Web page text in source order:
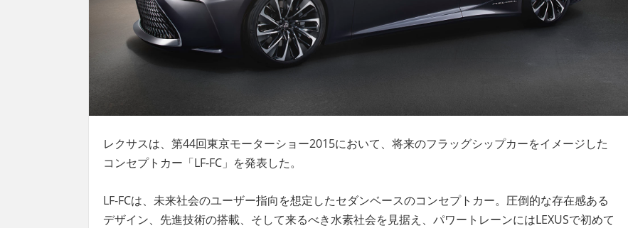
レクサスは、第44回東京モーターショー2015において、将来のフラッグシップカーをイメージした
コンセプトカー「LF-FC」を発表した。
LF-FCは、未来社会のユーザー指向を想定したセダンベースのコンセプトカー。圧倒的な存在感ある
デザイン、先進技術の搭載、そして来るべき水素社会を見据え、パワートレーンにはLEXUSで初めて